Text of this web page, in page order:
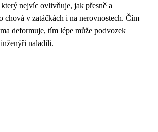
nejvíc ovlivňuje, jak přesně a
chová v zatáčkách i na nerovnostech. Čím
deformuje, tím lépe může podvozek
naladili.